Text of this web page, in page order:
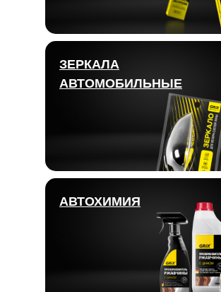
ЗЕРКАЛА
АВТОМОБИЛЬНЫЕ
АВТОХИМИЯ